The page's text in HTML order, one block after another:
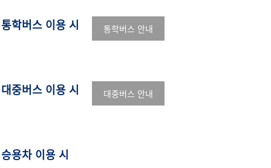
통학버스 이용 시 통학버스 안내
대중버스 이용 시 대중버스 안내
승용차 이용 시